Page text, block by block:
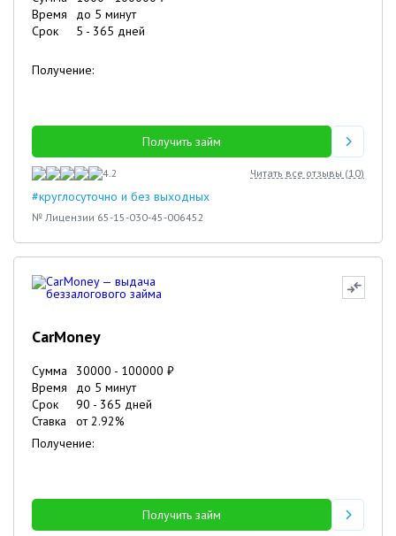
Время
до 5 минут
Срок
5 - 365 дней
Получение:
Получить займ
4.2 Читать все отзывы (10)
#круглосуточно и без выходных
№ Лицензии 65-15-030-45-006452
CarMoney
Сумма 30000 - 100000 ₽
Время
до 5 минут
Срок
90 - 365 дней
Ставка
от2.92%
Получение:
Получить займ